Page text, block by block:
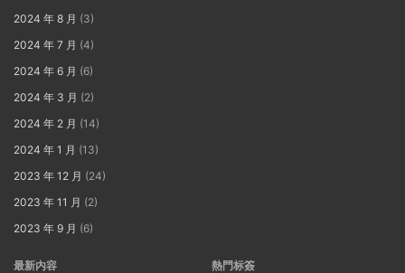
2024 年 8 月 (3)
2024 年 7 月 (4)
2024 年 6 月 (6)
2024 年 3 月 (2)
2024 年 2 月 (14)
2024 年 1 月 (13)
2023 年 12 月 (24)
2023 年 11 月 (2)
2023 年 9 月 (6)
最新内容 熱門标簽